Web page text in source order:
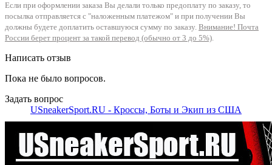
Если при оформлении заказа Вы делали только предоплату по заказу, то
посылка отправляется с "наложенным платежом" и при получении Вы
должны будете доплатить оставшуюся сумму по заказу. Внимание! Почта
России берет процент за такой перевод (обычно от 3 до 5%).
Написать отзыв
Пока не было вопросов.
Задать вопрос
USneakerSport.RU - Кроссы, Боты и Экип из США